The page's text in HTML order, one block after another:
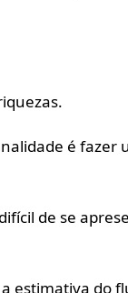
é fazer
de se
estimativa do